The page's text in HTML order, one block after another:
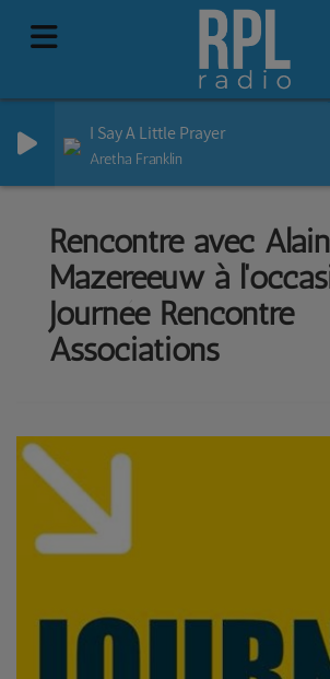
I Say A Little Prayer
Aretha Franklin
Rencontre avec Alain
Mazereeuw à
Journée Rencontre
Associations